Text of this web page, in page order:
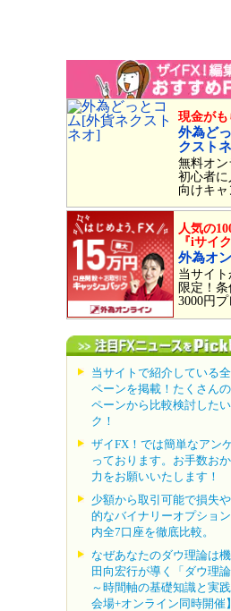
現金がも
外為ど
クスト
無料オ
初心者
向けキャ
人気の
『iサイ
外為オ
当サイ
限定！
3000円プ
当サイトで紹介している
ペーンを掲載！たくさん
ペーンから比較検討した
ク！
ザイFX！では簡単なアン
っております。お手数お
力をお願いいたします！
少額から取引可能で損失
的なバイナリーオプショ
内全7口座を徹底比較。
なぜあなたのダウ理論は
田向宏行が導く「ダウ理
～時間軸の基礎知識と実
会場+オンライン同時開催】